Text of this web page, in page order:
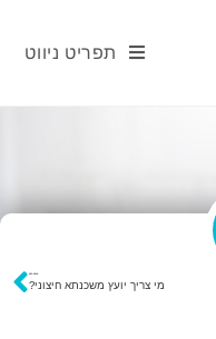
תפריט ניווט
מי צריך יועץ משכנתא חיצוני?